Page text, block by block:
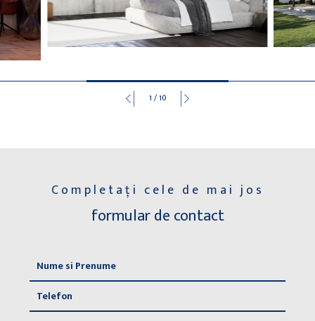
1 /10
Completați cele de mai jos
formular de contact